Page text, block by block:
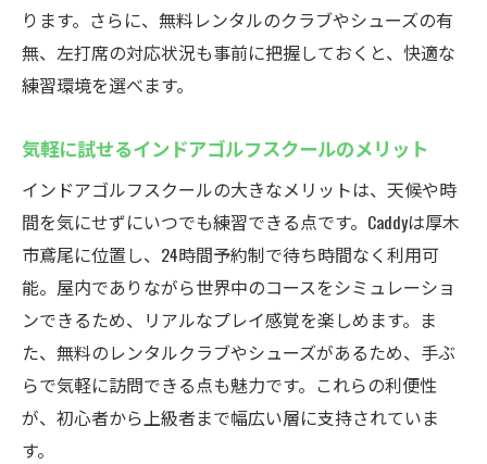
ります。さらに、無料レンタルのクラブやシューズの有
無、左打席の対応状況も事前に把握しておくと、快適な
練習環境を選べます。
気軽に試せるインドアゴルフスクールのメリット
インドアゴルフスクールの大きなメリットは、天候や時
間を気にせずにいつでも練習できる点です。Caddyは厚木
市鳶尾に位置し、24時間予約制で待ち時間なく利用可
能。屋内でありながら世界中のコースをシミュレーショ
ンできるため、リアルなプレイ感覚を楽しめます。ま
た、無料のレンタルクラブやシューズがあるため、手ぶ
らで気軽に訪問できる点も魅力です。これらの利便性
が、初心者から上級者まで幅広い層に支持されていま
す。